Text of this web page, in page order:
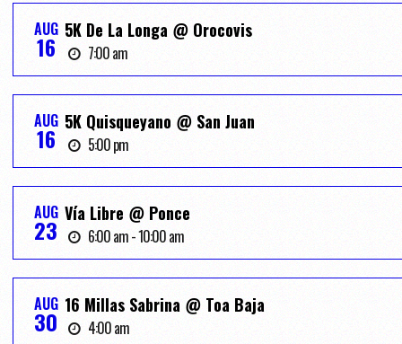
AUG
16
5K De La Longa @ Orocovis
7:00 am
AUG
16
5K Quisqueyano @ San Juan
5:00 pm
AUG
23
Vía Libre @ Ponce
6:00 am - 10:00 am
AUG
30
16 Millas Sabrina @ Toa Baja
4:00 am